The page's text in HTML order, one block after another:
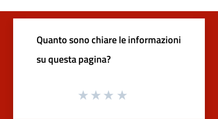
Quanto sono chiare le informazioni
su questa pagina?